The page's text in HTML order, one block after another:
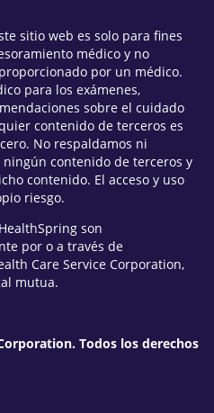
sitio web es solo para fines
médico y no
por un médico.
para los exámenes,
sobre el cuidado
contenido de terceros es
No respaldamos ni
contenido de terceros y
contenido. El acceso y uso
riesgo.
son
por o a través de
Care Service Corporation,
mutua.
Todos los derechos